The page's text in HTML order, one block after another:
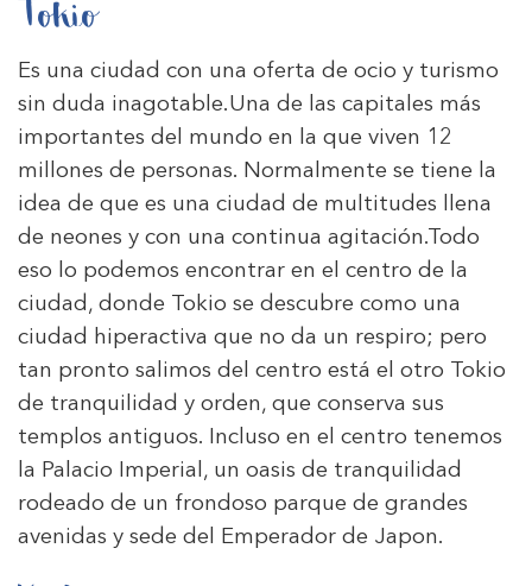
Tokio
Es una ciudad con una oferta de ocio y turismo
sin duda inagotable.Una de las capitales más
importantes del mundo en la que viven 12
millones de personas. Normalmente se tiene la
idea de que es una ciudad de multitudes llena
de neones y con una continua agitación.Todo
eso lo podemos encontrar en el centro de la
ciudad, donde Tokio se descubre como una
ciudad hiperactiva que no da un respiro; pero
tan pronto salimos del centro está el otro Tokio
de tranquilidad y orden, que conserva sus
templos antiguos. Incluso en el centro tenemos
la Palacio Imperial, un oasis de tranquilidad
rodeado de un frondoso parque de grandes
avenidas y sede del Emperador de Japon.